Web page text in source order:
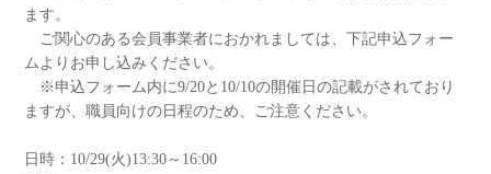
ます。
ご関心のある会員事業者におかれましては、下記申込フォー
ムよりお申し込みください。
※申込フォーム内に9/20と10/10の開催日の記載がされており
ますが、職員向けの日程のため、ご注意ください。
日時：10/29(火)13:30～16:00